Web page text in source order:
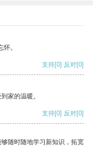
。
支持[0] 反对[0]
家的温暖。
支持[0] 反对[0]
随时随地学习新知识，拓宽